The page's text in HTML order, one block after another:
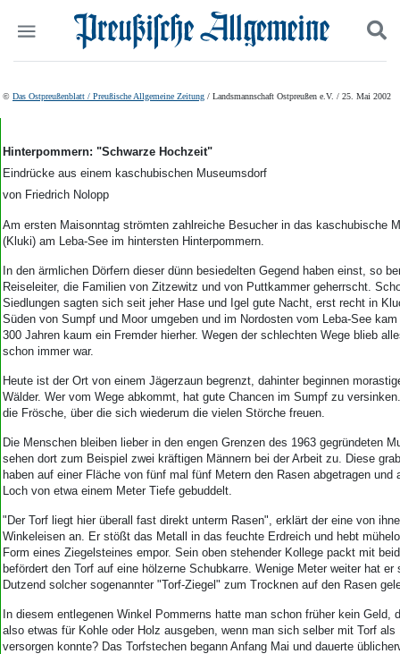
Wer wir sind
Aktuelle Ausgabe
Abonnenten-Login
Abonnent werden
Abo Prämien
Archiv
Mediadaten
Politik
Panorama
Gesellschaft
Ostpreußen
Pommern
Berlin-Brandenburg
Schlesien
Danzig und Westpreußen
Bücher
Kontakt
Impressum
Datenschutz
Suchen und finden
© Das Ostpreußenblatt / Preußische Allgemeine Zeitung / Landsmannschaft Ostpreußen e.V. / 25. Mai 2002
Hinterpommern: "Schwarze Hochzeit"
Eindrücke aus einem kaschubischen Museumsdorf
von Friedrich Nolopp
Am ersten Maisonntag strömten zahlreiche Besucher in das kaschubische
(Kluki) am Leba-See im hintersten Hinterpommern.
In den ärmlichen Dörfern dieser dünn besiedelten Gegend haben einst, so
Reiseleiter, die Familien von Zitzewitz und von Puttkammer geherrscht.
Siedlungen sagten sich seit jeher Hase und Igel gute Nacht, erst recht in
Süden von Sumpf und Moor umgeben und im Nordosten vom Leba-See
300 Jahren kaum ein Fremder hierher. Wegen der schlechten Wege blieb
schon immer war.
Heute ist der Ort von einem Jägerzaun begrenzt, dahinter beginnen
Wälder. Wer vom Wege abkommt, hat gute Chancen im Sumpf zu
die Frösche, über die sich wiederum die vielen Störche freuen.
Die Menschen bleiben lieber in den engen Grenzen des 1963 gegründeten
sehen dort zum Beispiel zwei kräftigen Männern bei der Arbeit zu. Diese
haben auf einer Fläche von fünf mal fünf Metern den Rasen abgetragen und
Loch von etwa einem Meter Tiefe gebuddelt.
"Der Torf liegt hier überall fast direkt unterm Rasen", erklärt der eine von
Winkeleisen an. Er stößt das Metall in das feuchte Erdreich und hebt
Form eines Ziegelsteines empor. Sein oben stehender Kollege packt mit
befördert den Torf auf eine hölzerne Schubkarre. Wenige Meter weiter hat er
Dutzend solcher sogenannter "Torf-Ziegel" zum Trocknen auf den Rasen
In diesem entlegenen Winkel Pommerns hatte man schon früher kein Geld,
also etwas für Kohle oder Holz ausgeben, wenn man sich selber mit Torf als
versorgen konnte? Das Torfstechen begann Anfang Mai und dauerte